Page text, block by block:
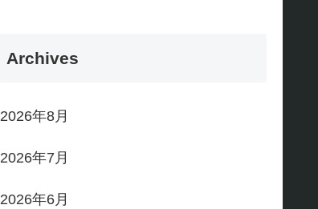
Archives
2026年8月
2026年7月
2026年6月